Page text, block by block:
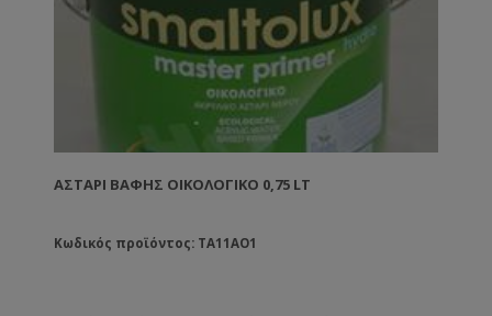
ΑΣΤΆΡΙ ΒΑΦΉΣ ΟΙΚΟΛΟΓΙΚΌ 0,75 LT
Κωδικός προϊόντος: TA11AO1